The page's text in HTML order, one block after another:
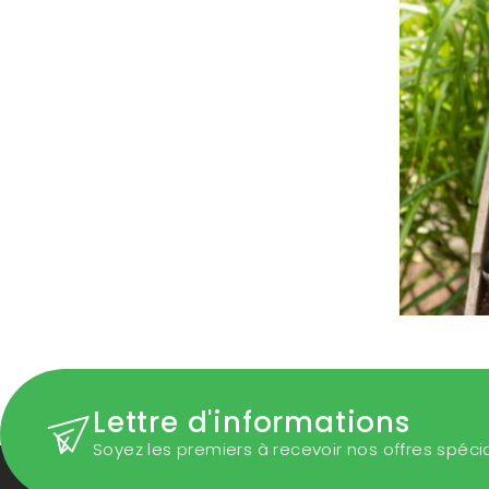
Lettre d'informations
Soyez les premiers à recevoir nos offres